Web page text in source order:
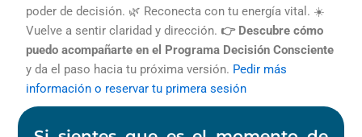
poder de decisión. 🌿 Reconecta con tu energía vital. ☀️
Vuelve a sentir claridad y dirección. 👉 Descubre cómo
puedo acompañarte en el Programa Decisión Consciente
y da el paso hacia tu próxima versión. Pedir más
información o reservar tu primera sesión